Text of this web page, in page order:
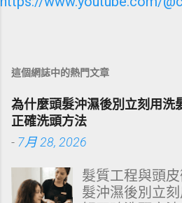
這個網誌中的熱門文章
為什麼頭髮沖濕後別立刻用洗
正確洗頭方法
- 7月 28, 2026
髮質工程與頭
髮沖濕後別立